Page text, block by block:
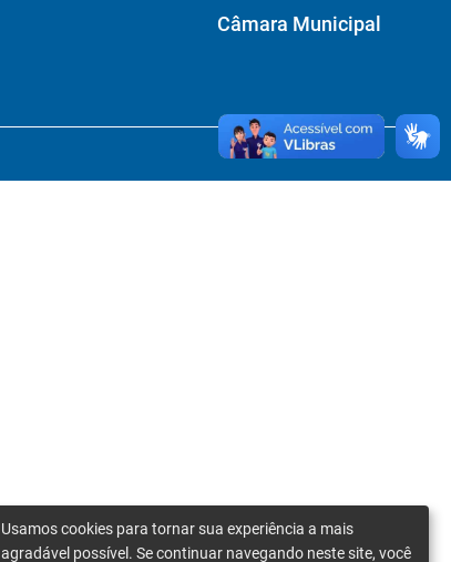
Câmara Municipal
Usamos cookies para tornar sua experiência a mais
agradável possível. Se continuar navegando neste site, você